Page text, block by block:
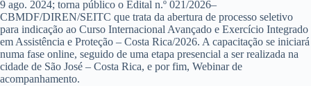
9 ago. 2024; torna público o Edital n.º 021/2026–
CBMDF/DIREN/SEITC que trata da abertura de processo seletivo
para indicação ao Curso Internacional Avançado e Exercício Integrado
em Assistência e Proteção – Costa Rica/2026. A capacitação se iniciará
numa fase online, seguido de uma etapa presencial a ser realizada na
cidade de São José – Costa Rica, e por fim, Webinar de
acompanhamento.